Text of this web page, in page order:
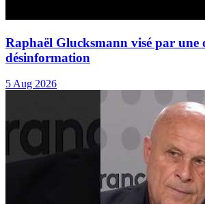
Raphaël Glucksmann visé par une
désinformation
5 Aug 2026